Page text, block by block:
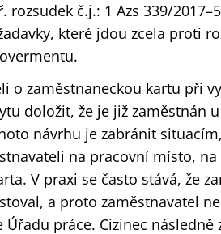
č.j.: 1 Azs 339/
které jdou zcela proti
o zaměstnaneckou kartu při
doložit, že je již zaměstnán
návrhu je zabránit
na pracovní místo,
V praxi se často stává, že
a proto zaměstnavatel
práce. Cizinec následně